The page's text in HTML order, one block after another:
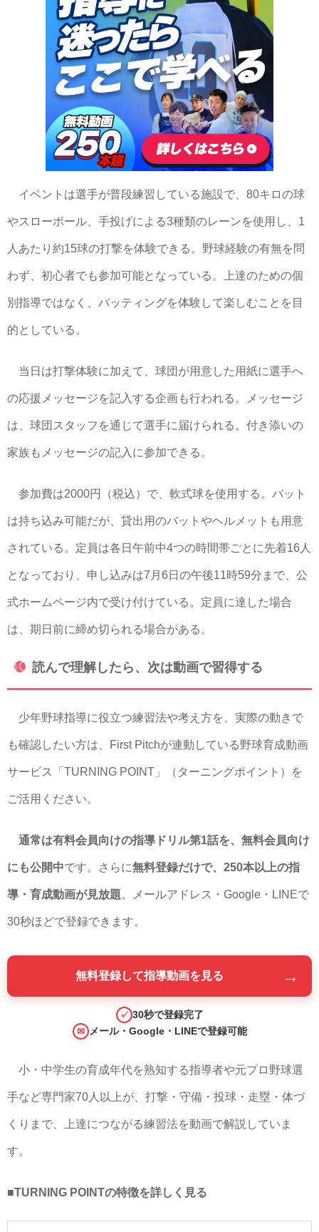
イベントは選手が普段練習している施設で、80キロの球
やスローボール、手投げによる3種類のレーンを使用し、1
人あたり約15球の打撃を体験できる。野球経験の有無を問
わず、初心者でも参加可能となっている。上達のための個
別指導ではなく、バッティングを体験して楽しむことを目
的としている。
当日は打撃体験に加えて、球団が用意した用紙に選手へ
の応援メッセージを記入する企画も行われる。メッセージ
は、球団スタッフを通じて選手に届けられる。付き添いの
家族もメッセージの記入に参加できる。
参加費は2000円（税込）で、軟式球を使用する。バット
は持ち込み可能だが、貸出用のバットやヘルメットも用意
されている。定員は各日午前中4つの時間帯ごとに先着16人
となっており、申し込みは7月6日の午後11時59分まで、公
式ホームページ内で受け付けている。定員に達した場合
は、期日前に締め切られる場合がある。
読んで理解したら、次は動画で習得する
少年野球指導に役立つ練習法や考え方を、実際の動きで
も確認したい方は、First Pitchが連動している野球育成動画
サービス「TURNING POINT」（ターニングポイント）を
ご活用ください。
通常は有料会員向けの指導ドリル第1話を、無料会員向け
にも公開中です。さらに無料登録だけで、250本以上の指
導・育成動画が見放題。メールアドレス・Google・LINEで
30秒ほどで登録できます。
無料登録して指導動画を見る →
✓ 30秒で登録完了
✉ メール・Google・LINEで登録可能
小・中学生の育成年代を熟知する指導者や元プロ野球選
手など専門家70人以上が、打撃・守備・投球・走塁・体づ
くりまで、上達につながる練習法を動画で解説していま
す。
■TURNING POINTの特徴を詳しく見る